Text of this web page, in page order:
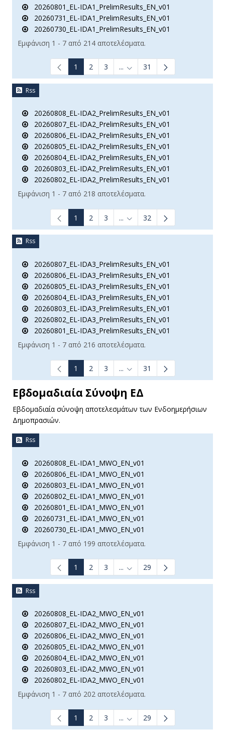
20260801_EL-IDA1_PrelimResults_EN_v01
20260731_EL-IDA1_PrelimResults_EN_v01
20260730_EL-IDA1_PrelimResults_EN_v01
Εμφάνιση 1 - 7 από 214 αποτελέσματα.
1 2 3 ... Ενδιάμεσες σελίδες Use
31
Rss
20260808_EL-IDA2_PrelimResults_EN_v01
20260807_EL-IDA2_PrelimResults_EN_v01
20260806_EL-IDA2_PrelimResults_EN_v01
20260805_EL-IDA2_PrelimResults_EN_v01
20260804_EL-IDA2_PrelimResults_EN_v01
20260803_EL-IDA2_PrelimResults_EN_v01
20260802_EL-IDA2_PrelimResults_EN_v01
Εμφάνιση 1 - 7 από 218 αποτελέσματα.
1 2 3 ... Ενδιάμεσες σελίδες Use
32
Rss
20260807_EL-IDA3_PrelimResults_EN_v01
20260806_EL-IDA3_PrelimResults_EN_v01
20260805_EL-IDA3_PrelimResults_EN_v01
20260804_EL-IDA3_PrelimResults_EN_v01
20260803_EL-IDA3_PrelimResults_EN_v01
20260802_EL-IDA3_PrelimResults_EN_v01
20260801_EL-IDA3_PrelimResults_EN_v01
Εμφάνιση 1 - 7 από 216 αποτελέσματα.
1 2 3 ... Ενδιάμεσες σελίδες Use
31
Εβδομαδιαία Σύνοψη ΕΔ
Εβδομαδιαία σύνοψη αποτελεσμάτων των Ενδοημερήσιων
Δημοπρασιών.
Rss
20260808_EL-IDA1_MWO_EN_v01
20260806_EL-IDA1_MWO_EN_v01
20260803_EL-IDA1_MWO_EN_v01
20260802_EL-IDA1_MWO_EN_v01
20260801_EL-IDA1_MWO_EN_v01
20260731_EL-IDA1_MWO_EN_v01
20260730_EL-IDA1_MWO_EN_v01
Εμφάνιση 1 - 7 από 199 αποτελέσματα.
1 2 3 ... Ενδιάμεσες σελίδες Use
29
Rss
20260808_EL-IDA2_MWO_EN_v01
20260807_EL-IDA2_MWO_EN_v01
20260806_EL-IDA2_MWO_EN_v01
20260805_EL-IDA2_MWO_EN_v01
20260804_EL-IDA2_MWO_EN_v01
20260803_EL-IDA2_MWO_EN_v01
20260802_EL-IDA2_MWO_EN_v01
Εμφάνιση 1 - 7 από 202 αποτελέσματα.
1 2 3 ... Ενδιάμεσες σελίδες Use
29